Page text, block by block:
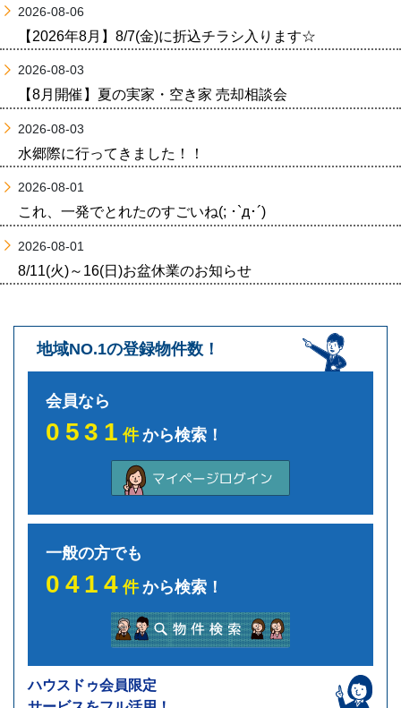
2026-08-06
【2026年8月】8/7(金)に折込チラシ入ります☆
2026-08-03
【8月開催】夏の実家・空き家 売却相談会
2026-08-03
水郷際に行ってきました！！
2026-08-01
これ、一発でとれたのすごいね(; ･`д･´)
2026-08-01
8/11(火)～16(日)お盆休業のお知らせ
地域NO.1の登録物件数！
会員なら
0531件から検索！
一般の方でも
0414件から検索！
ハウスドゥ会員限定